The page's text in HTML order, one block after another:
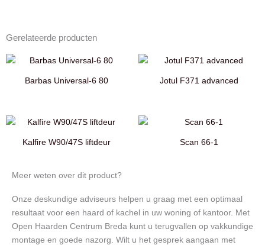
Gerelateerde producten
Barbas Universal-6 80 Jotul F371 advanced
Kalfire W90/47S liftdeur Scan 66-1
Meer weten over dit product?
Onze deskundige adviseurs helpen u graag met een optimaal
resultaat voor een haard of kachel in uw woning of kantoor. Met
Open Haarden Centrum Breda kunt u terugvallen op vakkundige
montage en goede nazorg. Wilt u het gesprek aangaan met